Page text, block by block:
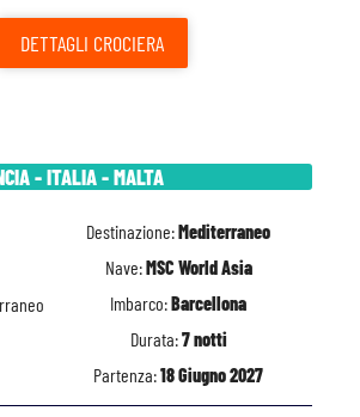
DETTAGLI CROCIERA
- ITALIA - MALTA
Destinazione:Mediterraneo
Nave:MSC World Asia
Imbarco:Barcellona
Durata:7 notti
Partenza:18 Giugno 2027